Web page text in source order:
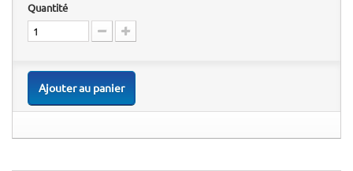
Quantité
Ajouter au panier